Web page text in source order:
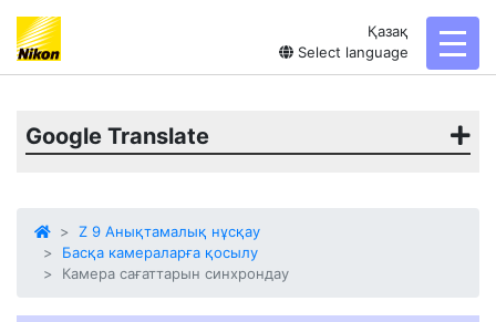
Қазақ
Select language
Google Translate
Z 9 Анықтамалық нұсқау
Басқа камераларға қосылу
Камера сағаттарын синхрондау